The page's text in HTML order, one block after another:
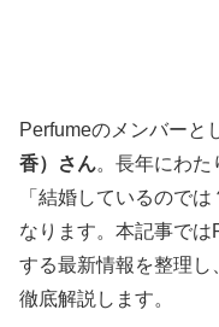
Perfumeのメンバーと
香）さん。長年にわた
「結婚しているので
なります。本記事で
する最新情報を整理し
徹底解説します。